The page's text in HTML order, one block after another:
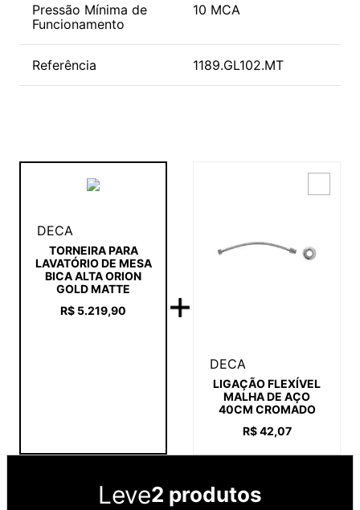
Pressão Mínima de
Funcionamento
10 MCA
Referência 1189.GL102.MT
DECA
TORNEIRA PARA
LAVATÓRIO DE MESA
BICA ALTA ORION
GOLD MATTE
R$ 5.219,90
DECA
LIGAÇÃO FLEXÍVEL
MALHA DE AÇO
40CM CROMADO
R$ 42,07
Leve2 produtos